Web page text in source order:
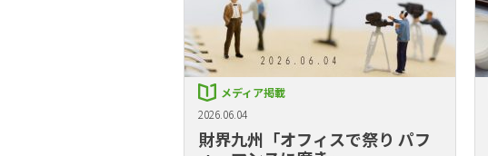
メディア掲載
2026.06.04
財界九州「オフィスで祭り パフ